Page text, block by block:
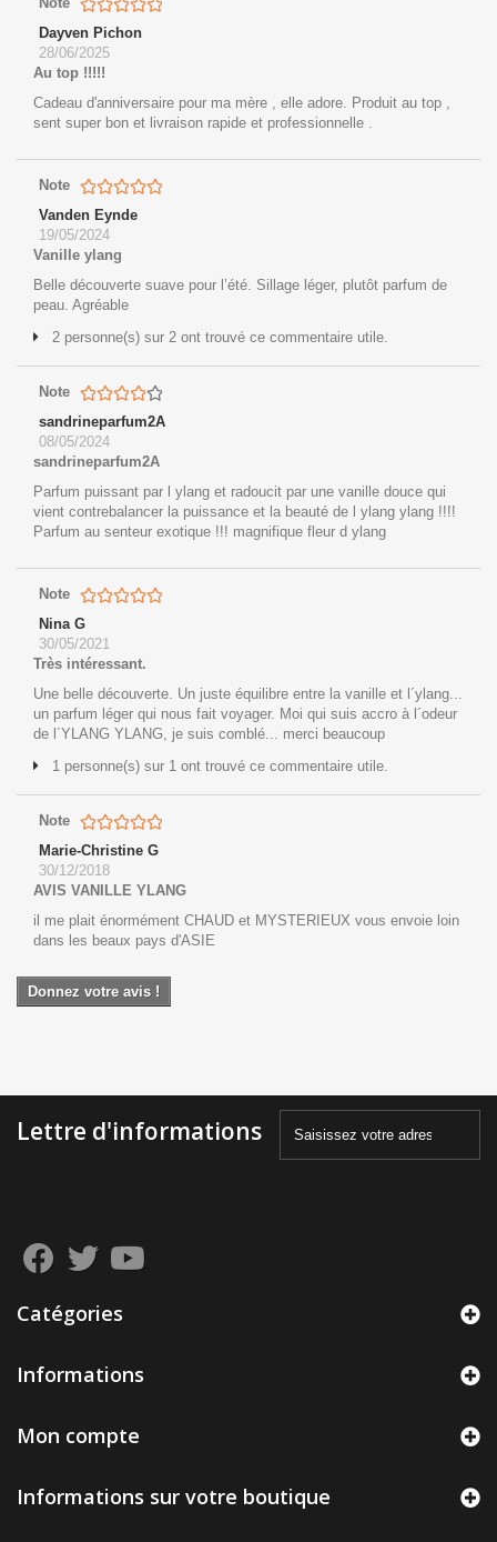
Dayven Pichon
28/06/2025
Au top !!!!!
Cadeau d'anniversaire pour ma mère , elle adore. Produit au top ,
sent super bon et livraison rapide et professionnelle .
Note
Vanden Eynde
19/05/2024
Vanille ylang
Belle découverte suave pour l’été. Sillage léger, plutôt parfum de
peau. Agréable
2 personne(s) sur 2 ont trouvé ce commentaire utile.
Note
sandrineparfum2A
08/05/2024
sandrineparfum2A
Parfum puissant par l ylang et radoucit par une vanille douce qui
vient contrebalancer la puissance et la beauté de l ylang ylang !!!!
Parfum au senteur exotique !!! magnifique fleur d ylang
Note
Nina G
30/05/2021
Très intéressant.
Une belle découverte. Un juste équilibre entre la vanille et l´ylang...
un parfum léger qui nous fait voyager. Moi qui suis accro à l´odeur
de l´YLANG YLANG, je suis comblé... merci beaucoup
1 personne(s) sur 1 ont trouvé ce commentaire utile.
Note
Marie-Christine G
30/12/2018
AVIS VANILLE YLANG
il me plait énormément CHAUD et MYSTERIEUX vous envoie loin
dans les beaux pays d'ASIE
Donnez votre avis !
Lettre d'informations
Catégories
Informations
Mon compte
Informations sur votre boutique